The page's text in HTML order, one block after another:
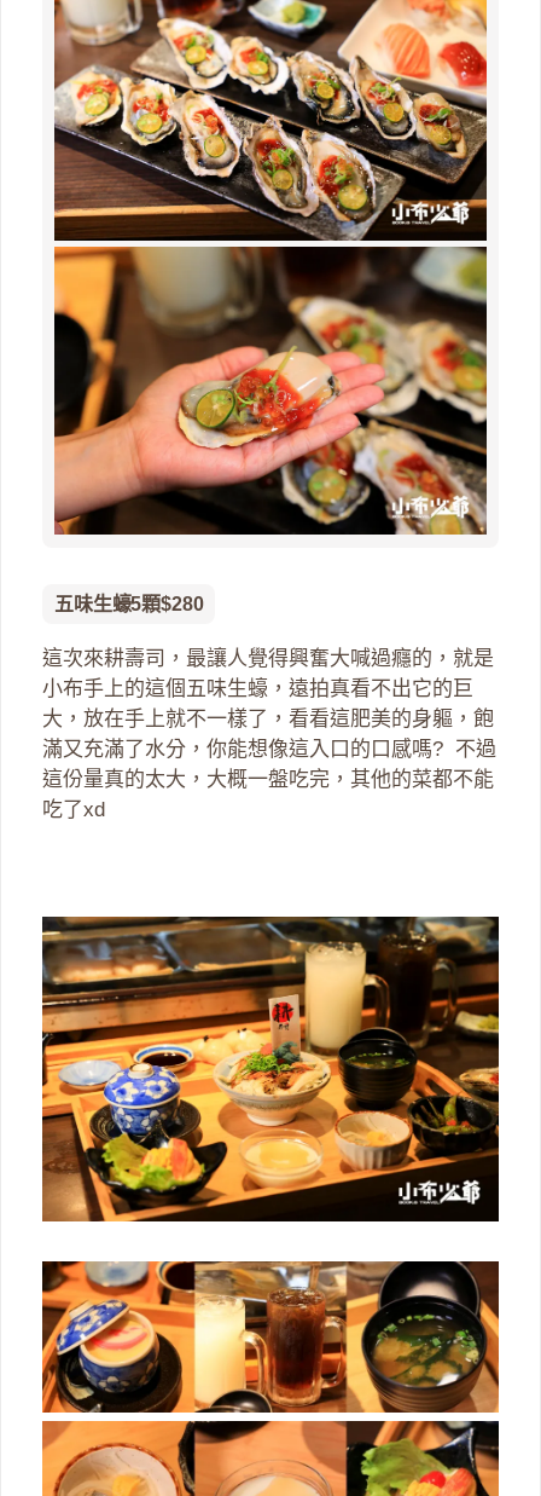
五味生蠔5顆$280
這次來耕壽司，最讓人覺得興奮大喊過癮的，就是
小布手上的這個五味生蠔，遠拍真看不出它的巨
大，放在手上就不一樣了，看看這肥美的身軀，飽
滿又充滿了水分，你能想像這入口的口感嗎? 不過
這份量真的太大，大概一盤吃完，其他的菜都不能
吃了xd